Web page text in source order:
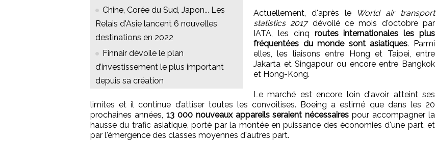
Chine, Corée du Sud, Japon... Les
Relais d'Asie lancent 6 nouvelles
destinations en 2022
Finnair dévoile le plan
d’investissement le plus important
depuis sa création
Actuellement, d'après le
World air transport
statistics 2017dévoilé ce mois d'octobre par
IATA, les cinq routes internationales les plus
fréquentées du monde sont asiatiques. Parmi
elles, les liaisons entre Hong et Taipei, entre
Jakarta et Singapour ou encore entre Bangkok
et Hong-Kong.
Le marché est encore loin d'avoir atteint ses
limites et il continue d’attiser toutes les convoitises. Boeing a estimé que dans les 20
prochaines années, 13 000 nouveaux appareils seraient nécessaires pour accompagner la
hausse du trafic asiatique, porté par la montée en puissance des économies d'une part, et
par l'émergence des classes moyennes d'autres part.